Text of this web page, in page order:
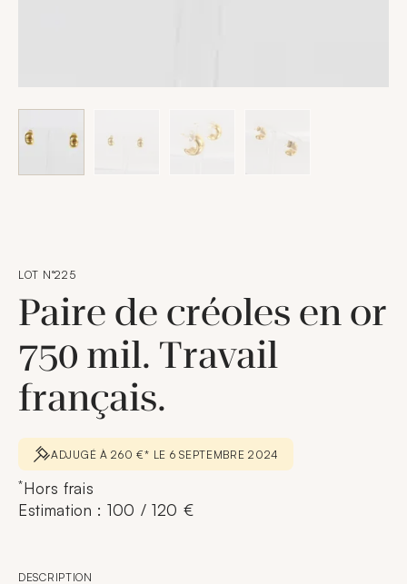
LOT N°225
Paire de créoles en or
750 mil. Travail
français.
ADJUGÉ À 260 €* LE 6 SEPTEMBRE 2024
*Hors frais
Estimation : 100 / 120 €
DESCRIPTION